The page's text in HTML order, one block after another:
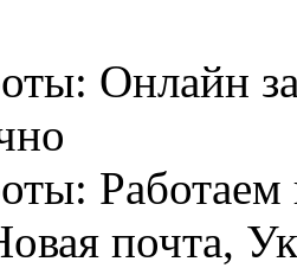
Онлайн
Работаем
почта,